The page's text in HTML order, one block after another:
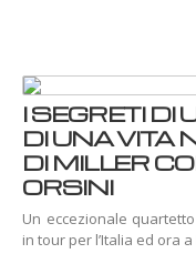
I SEGRETI DI
DI UNA VITA
DI MILLER
ORSINI
Un eccezionale
in tour per l’Italia ed ora